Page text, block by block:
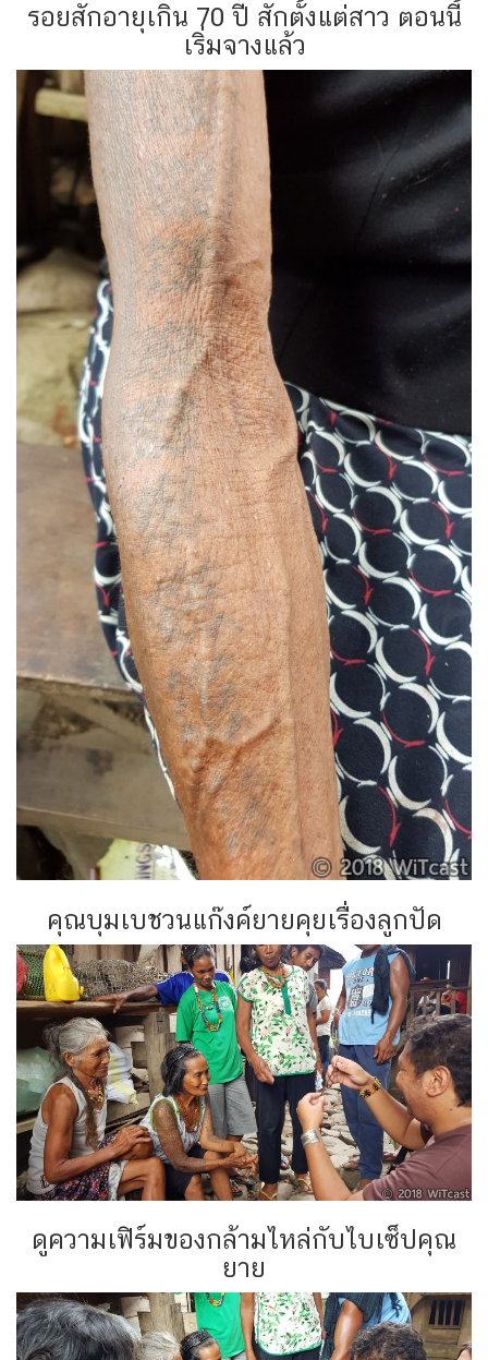
รอยสักอายุเกิน 70 ปี สักตั้งแต่สาว ตอนนี้
เริ่มจางแล้ว
คุณบุมเบชวนแก๊งค์ยายคุยเรื่องลูกปัด
ดูความเฟิร์มของกล้ามไหล่กับไบเซ็ปคุณ
ยาย